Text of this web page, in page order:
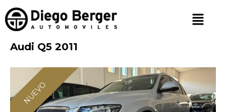
Audi Q5 2011
NUEVO